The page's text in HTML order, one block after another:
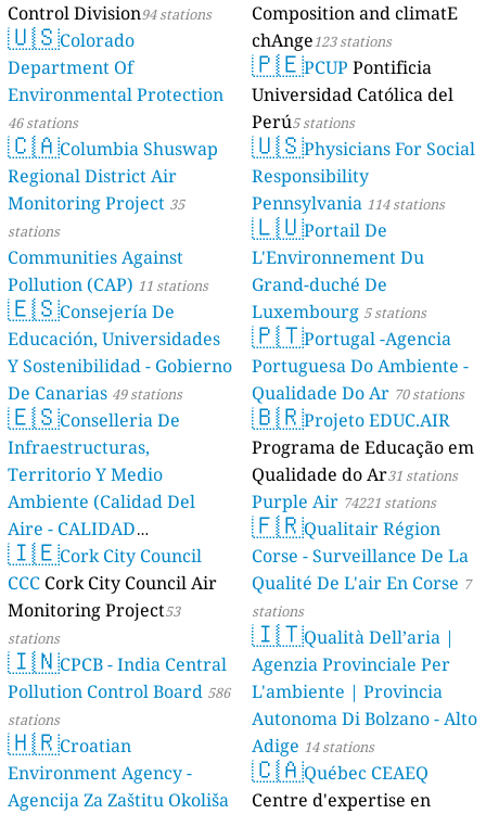
Control Division94 stations
🇺🇸Colorado
Department Of
Environmental Protection
46 stations
🇨🇦Columbia Shuswap
Regional District Air
Monitoring Project 35
stations
Communities Against
Pollution (CAP) 11 stations
🇪🇸Consejería De
Educación, Universidades
Y Sostenibilidad - Gobierno
De Canarias 49 stations
🇪🇸Conselleria De
Infraestructuras,
Territorio Y Medio
Ambiente (Calidad Del
Aire - CALIDAD
AMBIENTAL) 23 stations
🇮🇪Cork City Council
CCC Cork City Council Air
Monitoring Project53
stations
🇮🇳CPCB - India Central
Pollution Control Board 586
stations
🇭🇷Croatian
Environment Agency -
Agencija Za Zaštitu Okoliša
Composition and climatE
chAnge123 stations
🇵🇪PCUP Pontificia
Universidad Católica del
Perú5 stations
🇺🇸Physicians For Social
Responsibility
Pennsylvania 114 stations
🇱🇺Portail De
L'Environnement Du
Grand-duché De
Luxembourg 5 stations
🇵🇹Portugal -Agencia
Portuguesa Do Ambiente -
Qualidade Do Ar 70 stations
🇧🇷Projeto EDUC.AIR
Programa de Educação em
Qualidade do Ar31 stations
Purple Air 74221 stations
🇫🇷Qualitair Région
Corse - Surveillance De La
Qualité De L'air En Corse 7
stations
🇮🇹Qualità Dell’aria |
Agenzia Provinciale Per
L'ambiente | Provincia
Autonoma Di Bolzano - Alto
Adige 14 stations
🇨🇦Québec CEAEQ
Centre d'expertise en